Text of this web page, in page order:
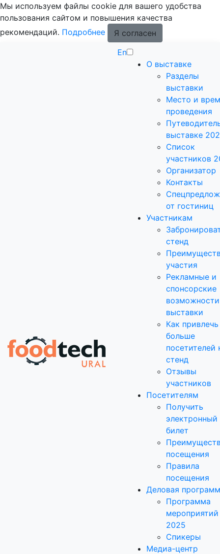
Мы используем файлы cookie для вашего удобства
пользования сайтом и повышения качества
рекомендаций. Подробнее
Я согласен
En
О выставке
Разделы
выставки
Место и
проведения
выставке
Список
участников
Организатор
Контакты
от гостиниц
Участникам
стенд
участия
Рекламные и
спонсорские
возможности
выставки
Как привлечь
больше
посетителей
стенд
Отзывы
участников
Посетителям
Получить
электронный
билет
посещения
Правила
посещения
Деловая
Программа
мероприятий
2025
Спикеры
Медиа-центр